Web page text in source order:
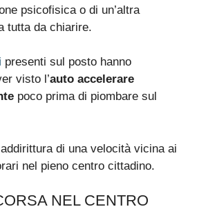
psicofisica o di un’altra
tutta da chiarire.
presenti sul posto hanno
visto l’auto accelerare
poco prima di piombare sul
di una velocità vicina ai
nel pieno centro cittadino.
NEL CENTRO